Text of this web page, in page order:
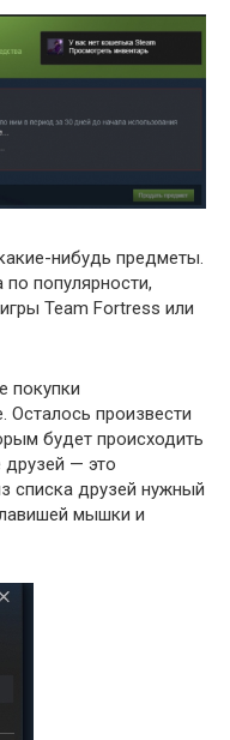
нибудь предметы.
популярности,
Team Fortress или
покупки
Осталось произвести
будет происходить
— это
списка друзей нужный
мышки и